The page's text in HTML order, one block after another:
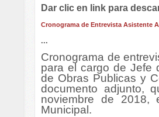
Dar clic en link para
Cronograma de Entrevista Asistente
...
Cronograma de
para el cargo de Jefe
de Obras Publicas y
documento adjunto,
noviembre de 2018,
Municipal.